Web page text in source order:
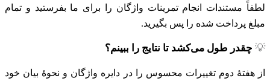
لطفاً مستندات انجام تمرینات واژگان را برای ما بفرستید و تمام
مبلغ پرداخت شده را پس بگیرید.
💡 چقدر طول می‌کشد تا نتایج را ببینم؟
از هفتهٔ دوم تغییرات محسوس را در دایره واژگان و نحوهٔ بیان خود